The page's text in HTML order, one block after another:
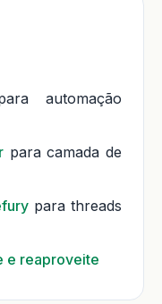
automação
para camada de
para threads
e reaproveite